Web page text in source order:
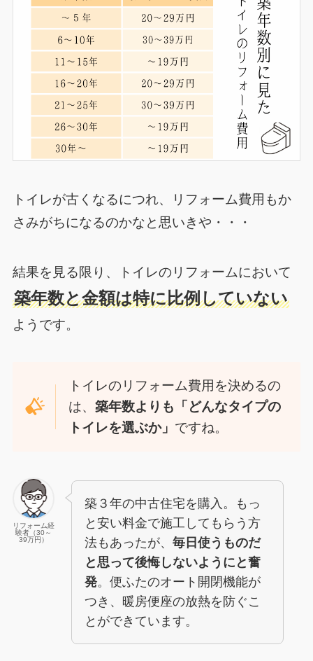
トイレが古くなるにつれ、リフォーム費用もか
さみがちになるのかなと思いきや・・・
結果を見る限り、トイレのリフォームにおいて
築年数と金額は特に比例していない
ようです。
トイレのリフォーム費用を決めるの
は、 築年数よりも「どんなタイプの
トイレを選ぶか」 ですね。
リフォーム経
験者（30～
39万円）
築３年の中古住宅を購入。もっ
と安い料金で施工してもらう方
法もあったが、 毎日使うものだ
と思って後悔しないようにと奮
発。便ふたのオート開閉機能が
つき、暖房便座の放熱を防ぐこ
とができています。